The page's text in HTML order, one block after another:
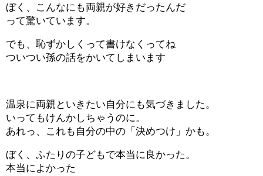
ぼく、こんなにも両親が好きだったんだ
って驚いています。
でも、恥ずかしくって書けなくってね
ついつい孫の話をかいてしまいます
温泉に両親といきたい自分にも気づきました。
いってもけんかしちゃうのに。
あれっ、これも自分の中の「決めつけ」かも。
ぼく、ふたりの子どもで本当に良かった。
本当によかった